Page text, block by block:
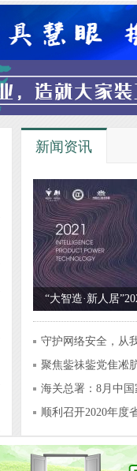
新闻资讯
“大智造·新人居
论坛在江山成功举
守护网络安全，从
聚焦鈭祙鈭党隹凇
贸...
海关总署：8月中
7.9%！
顺利召开2020年度